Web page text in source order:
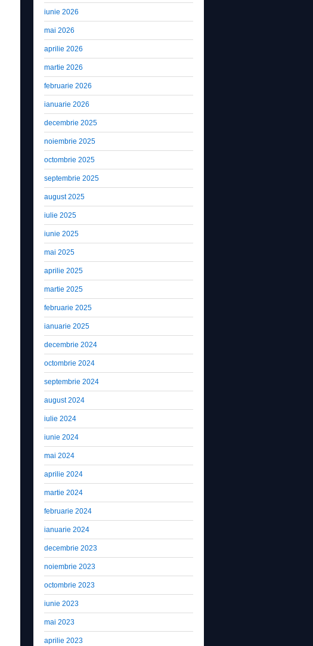
iunie 2026
mai 2026
aprilie 2026
martie 2026
februarie 2026
ianuarie 2026
decembrie 2025
noiembrie 2025
octombrie 2025
septembrie 2025
august 2025
iulie 2025
iunie 2025
mai 2025
aprilie 2025
martie 2025
februarie 2025
ianuarie 2025
decembrie 2024
octombrie 2024
septembrie 2024
august 2024
iulie 2024
iunie 2024
mai 2024
aprilie 2024
martie 2024
februarie 2024
ianuarie 2024
decembrie 2023
noiembrie 2023
octombrie 2023
iunie 2023
mai 2023
aprilie 2023